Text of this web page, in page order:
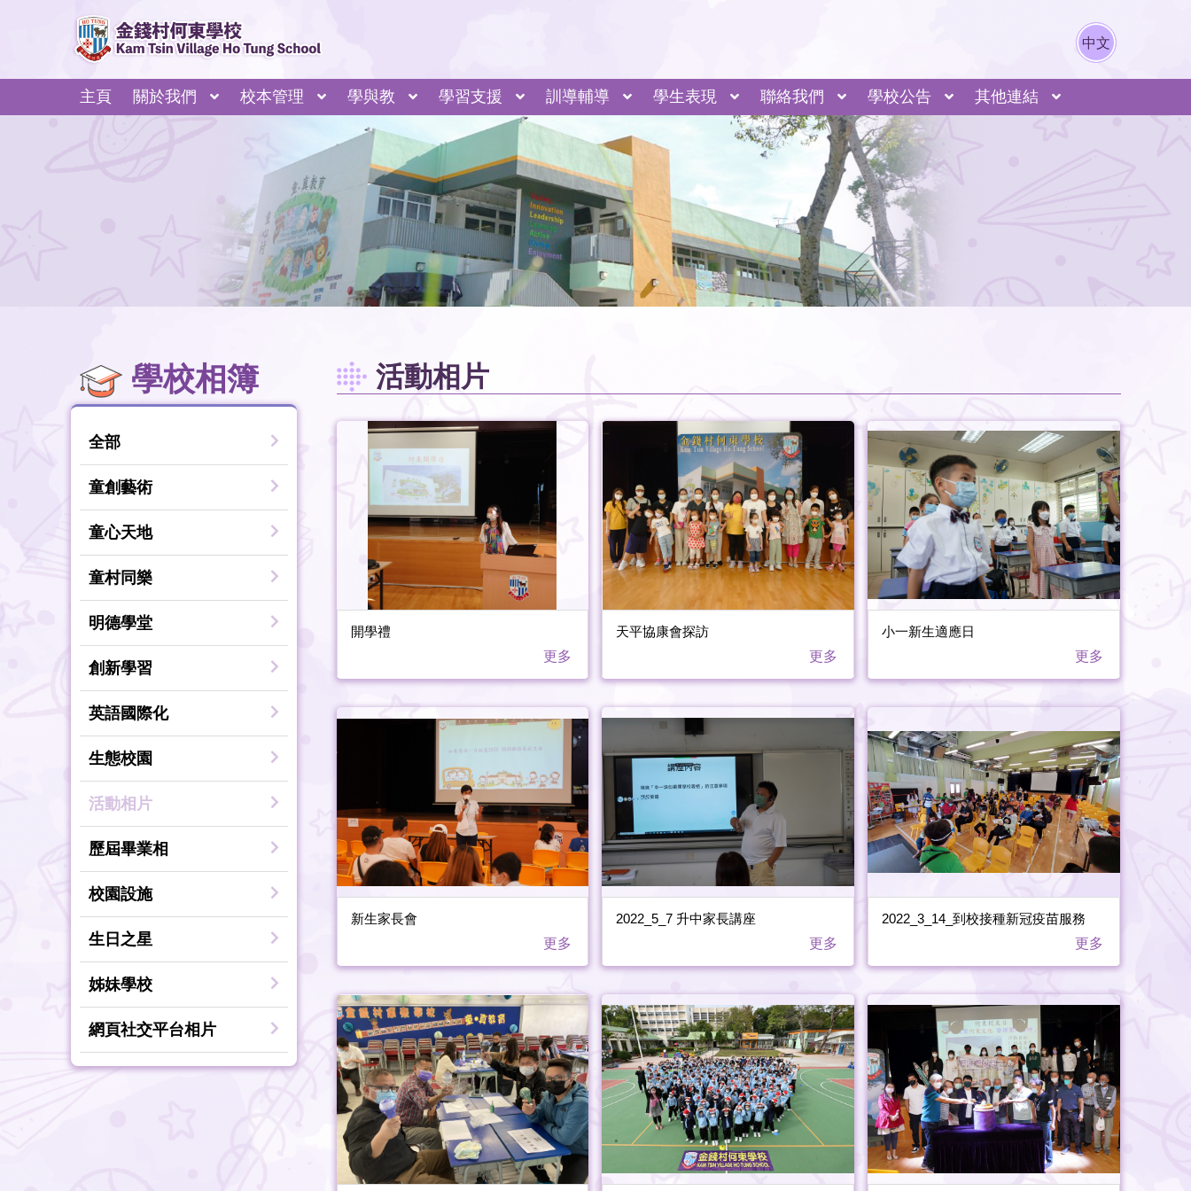
中文
主頁 關於我們 校本管理 學與教 學習支援 訓導輔導 學生表現 聯絡我們 學校公告 其他連結
學校相簿
全部
童創藝術
童心天地
童村同樂
明德學堂
創新學習
英語國際化
生態校園
活動相片
歷屆畢業相
校園設施
生日之星
姊妹學校
網頁社交平台相片
活動相片
開學禮
更多
天平協康會探訪
更多
小一新生適應日
更多
新生家長會
更多
2022_5_7 升中家長講座
更多
2022_3_14_到校接種新冠疫苗服務
更多